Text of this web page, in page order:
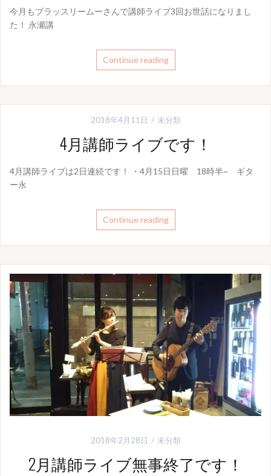
今月もブラッスリームーさんで講師ライブ3回お世話になりまし
た！ 永瀬講
Continue reading
2018年4月11日 未分類
4月講師ライブです！
4月講師ライブは2日連続です！ ・4月15日日曜 18時半~ ギタ
ー永
Continue reading
2018年2月28日 未分類
2月講師ライブ無事終了です！